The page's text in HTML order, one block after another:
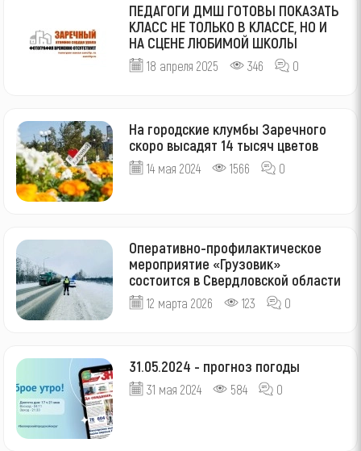
ПЕДАГОГИ ДМШ ГОТОВЫ ПОКАЗАТЬ
КЛАСС НЕ ТОЛЬКО В КЛАССЕ, НО И
НА СЦЕНЕ ЛЮБИМОЙ ШКОЛЫ
18 апреля 2025 346 0
На городские клумбы Заречного
скоро высадят 14 тысяч цветов
14 мая 2024 1566 0
Оперативно-профилактическое
мероприятие «Грузовик»
состоится в Свердловской области
12 марта 2026 123 0
31.05.2024 - прогноз погоды
31 мая 2024 584 0